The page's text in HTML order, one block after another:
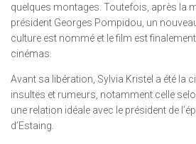
quelques montages. Toutefois, après la
président Georges Pompidou, un
culture est nommé et le film est
cinémas.
Avant sa libération, Sylvia Kristel a été la
insultes et rumeurs, notamment celle
une relation idéale avec le président de
d’Estaing.